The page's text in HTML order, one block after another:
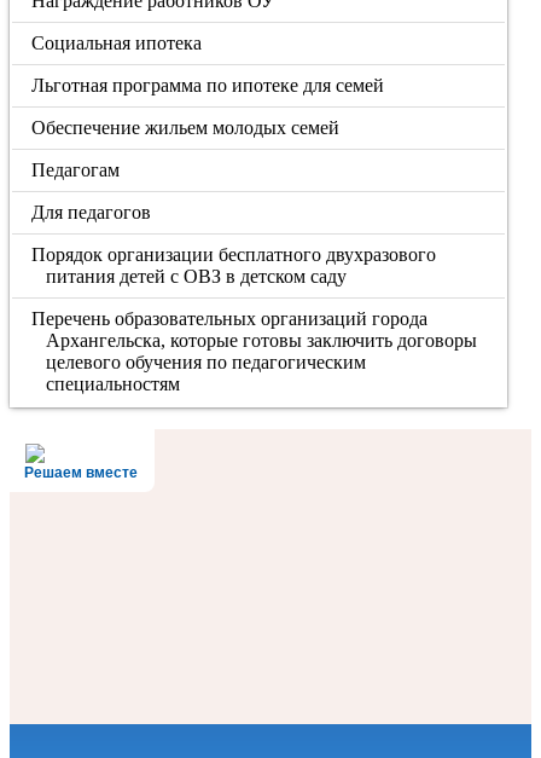
Социальная ипотека
Льготная программа по ипотеке для семей
Обеспечение жильем молодых семей
Педагогам
Для педагогов
Порядок организации бесплатного двухразового
питания детей с ОВЗ в детском саду
Перечень образовательных организаций города
Архангельска, которые готовы заключить договоры
целевого обучения по педагогическим
специальностям
Решаем вместе